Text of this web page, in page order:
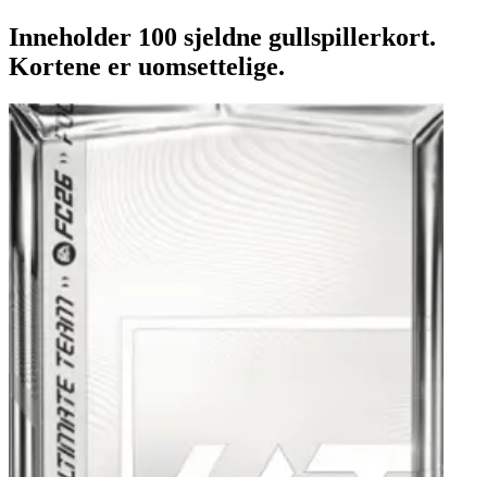
Inneholder 100 sjeldne gullspillerkort.
Kortene er uomsettelige.